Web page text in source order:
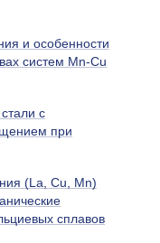
и особенности
систем Mn-Cu
с
при
(La, Cu, Mn)
сплавов